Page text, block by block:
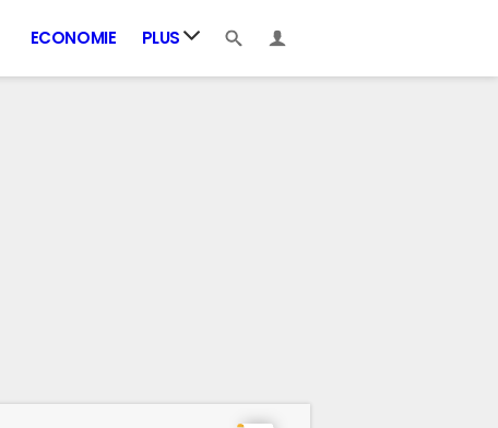
ECONOMIE PLUS